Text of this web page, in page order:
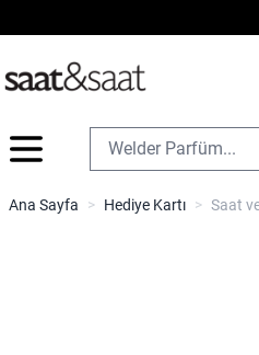
İçeriğe geç
Ana Sayfa > Hediye Kartı > Saat